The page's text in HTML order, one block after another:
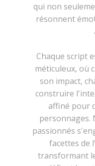
qui non
résonnent
Chaque script
méticuleux, où
son impact,
construire
affiné pour
personnages.
passionnés
facettes de
transformant